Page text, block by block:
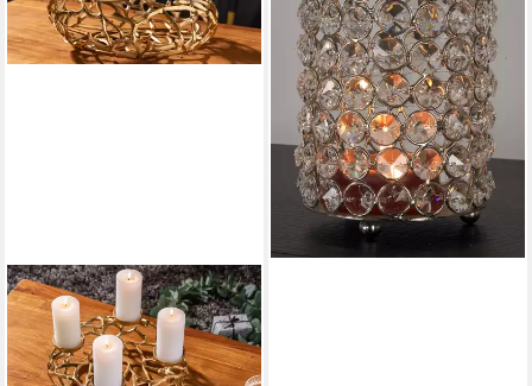
lieferbar - in 5-6 Werktagen bei dir